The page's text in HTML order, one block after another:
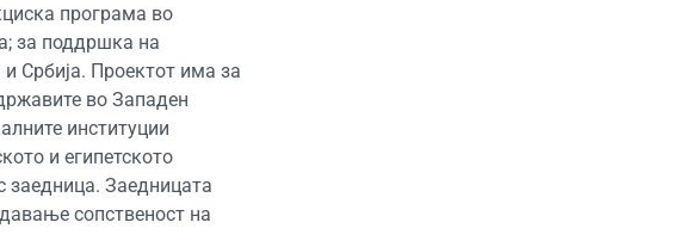
програма во
за поддршка на
Србија. Проектот има за
во Западен
институции
и египетското
заедница. Заедницата
сопственост на